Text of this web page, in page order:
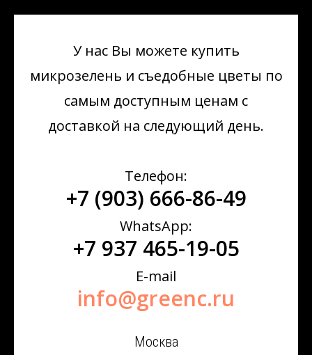
У нас Вы можете купить
микрозелень и съедобные цветы по
самым доступным ценам с
доставкой на следующий день.
Телефон:
+7 (903) 666-86-49
WhatsApp:
+7 937 465-19-05
E-mail
info@greenc.ru
Москва